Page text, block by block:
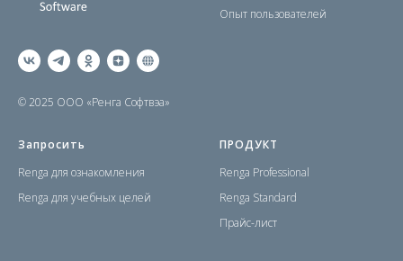
© 2025 ООО «Ренга Софтвэа»
Опыт пользователей
Запросить
Renga для ознакомления
Renga для учебных целей
ПРОДУКТ
Renga Professional
Renga Standard
Прайс-лист